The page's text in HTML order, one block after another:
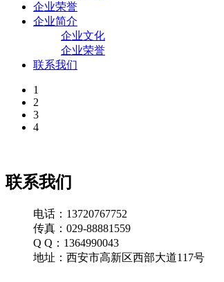
企业荣誉
企业简介
企业文化
企业荣誉
联系我们
1
2
3
4
联系我们
电话：13720767752
传真：029-88881559
Q Q：1364990043
地址：西安市高新区西部大道117号